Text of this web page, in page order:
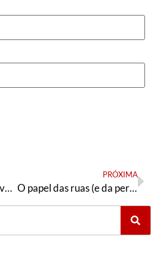
“Não vamos cair em provocação!”
PRÓXIMA
O papel das ruas (e da personalidade) na política